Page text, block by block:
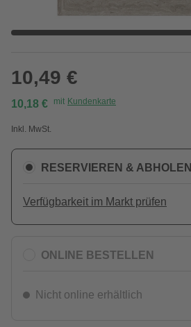
10,49 €
10,18 € mit Kundenkarte
Inkl. MwSt.
RESERVIEREN & ABHOLEN
Verfügbarkeit im Markt prüfen
ONLINE BESTELLEN
Nicht online erhältlich